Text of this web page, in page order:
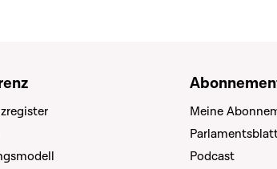
Meine
Podcast